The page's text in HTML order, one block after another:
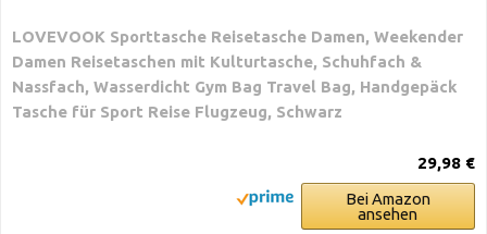
LOVEVOOK Sporttasche Reisetasche Damen, Weekender
Damen Reisetaschen mit Kulturtasche, Schuhfach &
Nassfach, Wasserdicht Gym Bag Travel Bag, Handgepäck
Tasche für Sport Reise Flugzeug, Schwarz
29,98 €
Bei Amazon
ansehen